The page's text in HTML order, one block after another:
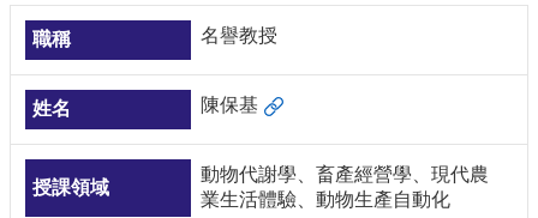
名譽教授
陳保基
動物代謝學、畜產經營學、現代農
業生活體驗、動物生產自動化